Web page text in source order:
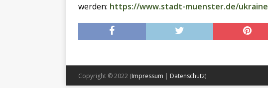
werden: https://www.stadt-muenster.de/ukraine
Copyright © 2022 (Impressum | Datenschutz)